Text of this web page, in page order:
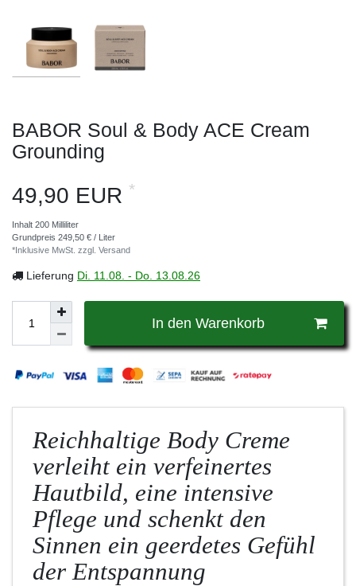
BABOR Soul & Body ACE Cream
Grounding
49,90 EUR *
Inhalt 200 Milliliter
Grundpreis 249,50 € / Liter
*Inklusive MwSt. zzgl. Versand
Lieferung Di. 11.08. - Do. 13.08.26
In den Warenkorb
Reichhaltige Body Creme
verleiht ein verfeinertes
Hautbild, eine intensive
Pflege und schenkt den
Sinnen ein geerdetes Gefühl
der Entspannung